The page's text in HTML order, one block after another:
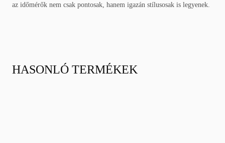
az időmérők nem csak pontosak, hanem igazán stílusosak is legyenek.
HASONLÓ TERMÉKEK